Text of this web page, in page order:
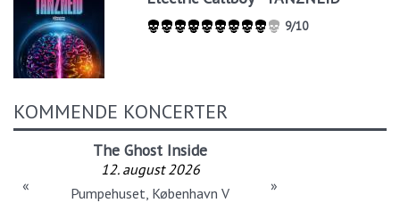
9/10
KOMMENDE KONCERTER
The Ghost Inside
12. august 2026
Pumpehuset, København V
« »